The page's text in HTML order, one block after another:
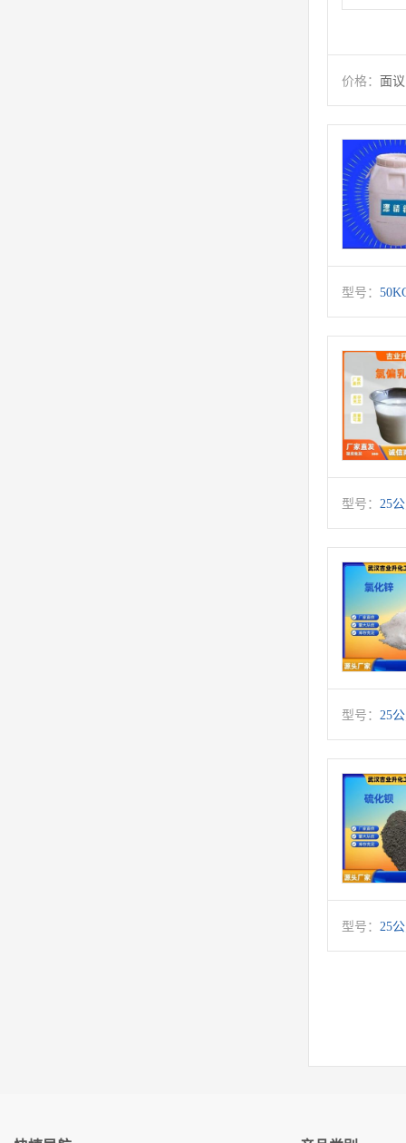
价格： 面议
型号：
型号： 25
型号： 25
型号： 25